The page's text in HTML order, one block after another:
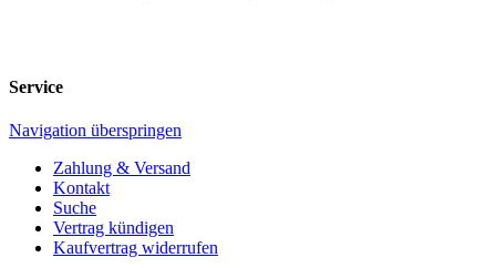
Service
Navigation überspringen
Zahlung & Versand
Kontakt
Suche
Vertrag kündigen
Kaufvertrag widerrufen